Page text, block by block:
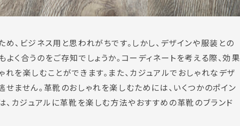
、ビジネス用と思われがちです。しかし、デザインや服装との
く合うのをご存知でしょうか。コーディネートを考える際、効果
を楽しむことができます。また、カジュアルでおしゃれなデザ
ません。革靴のおしゃれを楽しむためには、いくつかのポイン
、カジュアルに革靴を楽しむ方法やおすすめの革靴のブランド